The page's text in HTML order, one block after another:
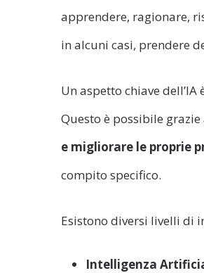
apprendere, ragionare,
in alcuni casi, prendere
Un aspetto chiave
Questo è possibile
e migliorare le proprie
compito specifico.
Esistono diversi livelli di
Intelligenza